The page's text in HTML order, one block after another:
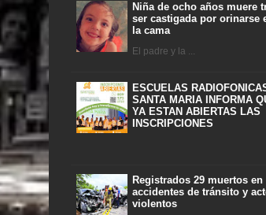
Niña de ocho años muere
ser castigada por orinarse
la cama
El padre y la ...
ESCUELAS
SANTA MARIA INFORMA
YA ESTAN ABIERTAS LAS
INSCRIPCIONES
Registrados 29 muertos en
accidentes de tránsito y
violentos